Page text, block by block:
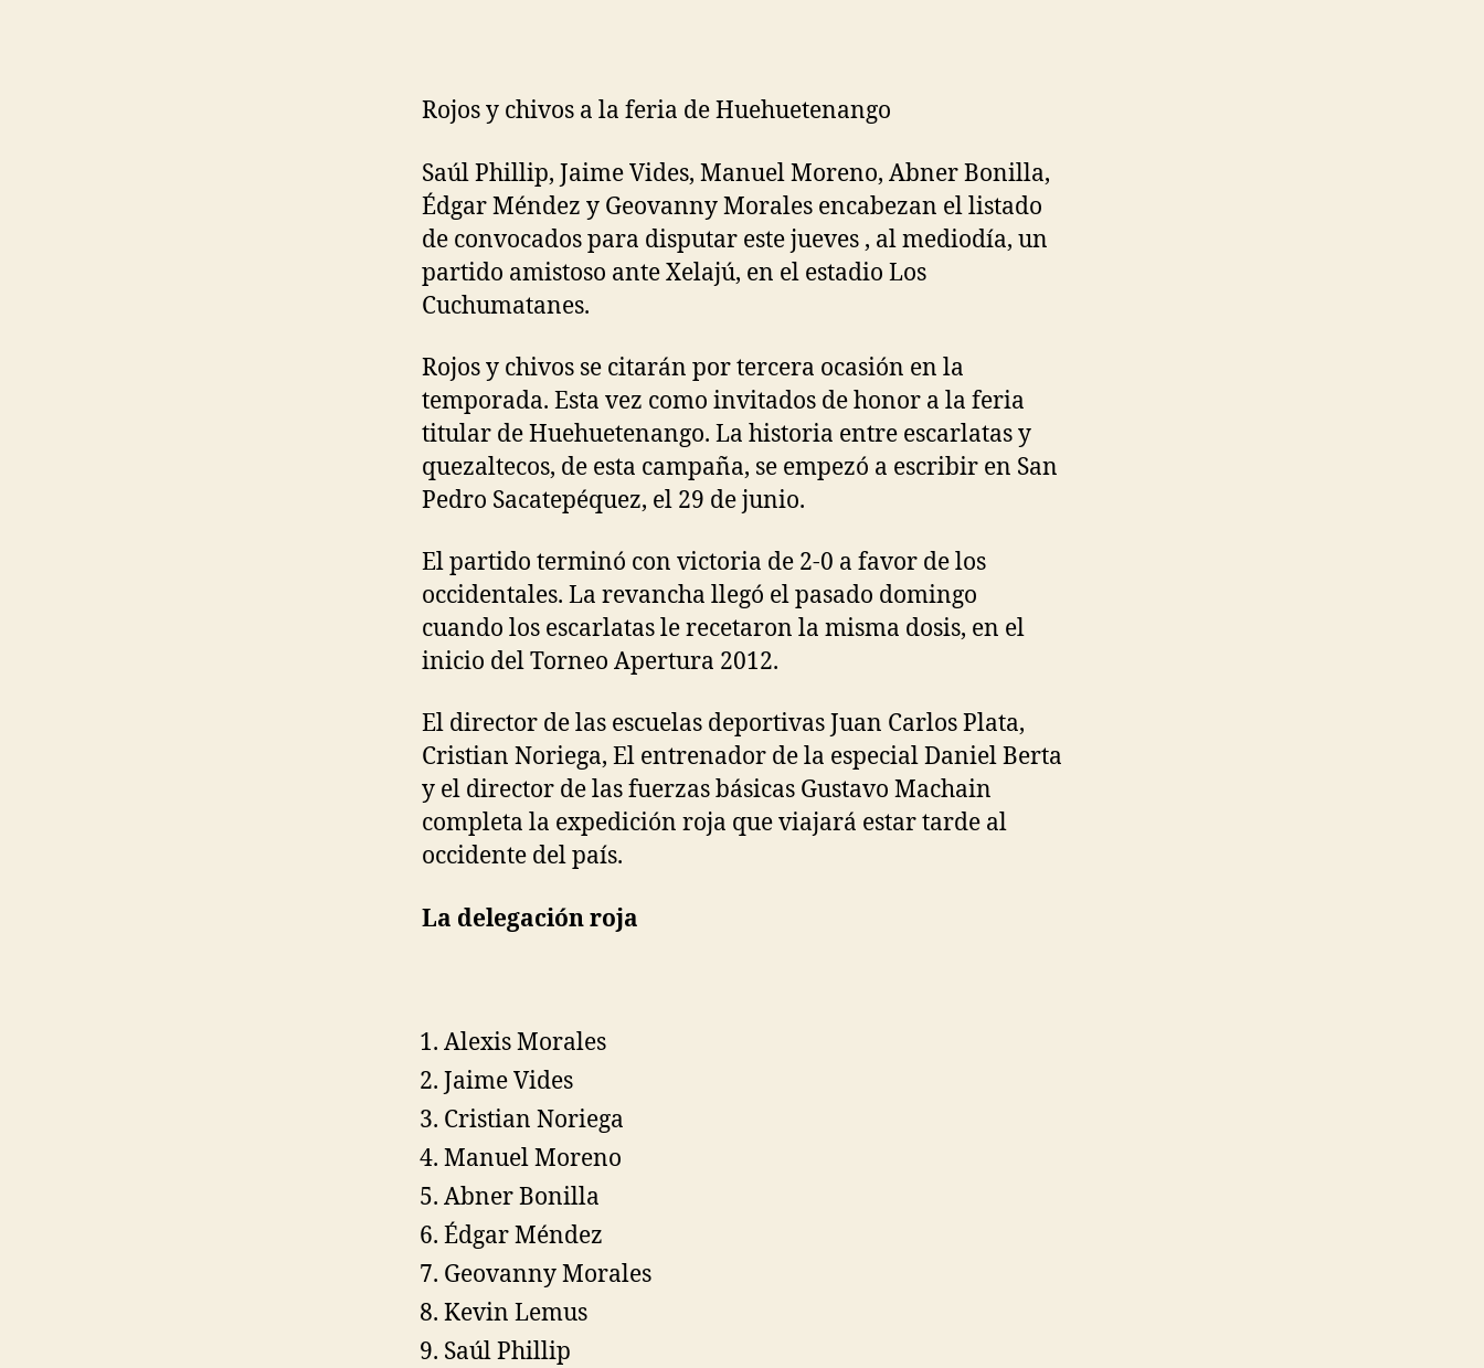
Rojos y chivos a la feria de Huehuetenango
Saúl Phillip, Jaime Vides, Manuel Moreno, Abner Bonilla,
Édgar Méndez y Geovanny Morales encabezan el listado
de convocados para disputar este jueves , al mediodía, un
partido amistoso ante Xelajú, en el estadio Los
Cuchumatanes.
Rojos y chivos se citarán por tercera ocasión en la
temporada. Esta vez como invitados de honor a la feria
titular de Huehuetenango. La historia entre escarlatas y
quezaltecos, de esta campaña, se empezó a escribir en San
Pedro Sacatepéquez, el 29 de junio.
El partido terminó con victoria de 2-0 a favor de los
occidentales. La revancha llegó el pasado domingo
cuando los escarlatas le recetaron la misma dosis, en el
inicio del Torneo Apertura 2012.
El director de las escuelas deportivas Juan Carlos Plata,
Cristian Noriega, El entrenador de la especial Daniel Berta
y el director de las fuerzas básicas Gustavo Machain
completa la expedición roja que viajará estar tarde al
occidente del país.
La delegación roja
Alexis Morales
Jaime Vides
Cristian Noriega
Manuel Moreno
Abner Bonilla
Édgar Méndez
Geovanny Morales
Kevin Lemus
Saúl Phillip